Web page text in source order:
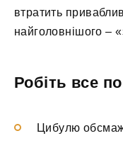
втратить
найголовнішого –
Робіть все
Цибулю